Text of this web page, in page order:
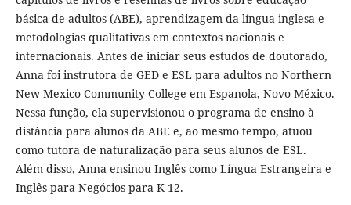
básica de adultos (ABE), aprendizagem da língua inglesa e
metodologias qualitativas em contextos nacionais e
internacionais. Antes de iniciar seus estudos de doutorado,
Anna foi instrutora de GED e ESL para adultos no Northern
New Mexico Community College em Espanola, Novo México.
Nessa função, ela supervisionou o programa de ensino à
distância para alunos da ABE e, ao mesmo tempo, atuou
como tutora de naturalização para seus alunos de ESL.
Além disso, Anna ensinou Inglês como Língua Estrangeira e
Inglês para Negócios para K-12.